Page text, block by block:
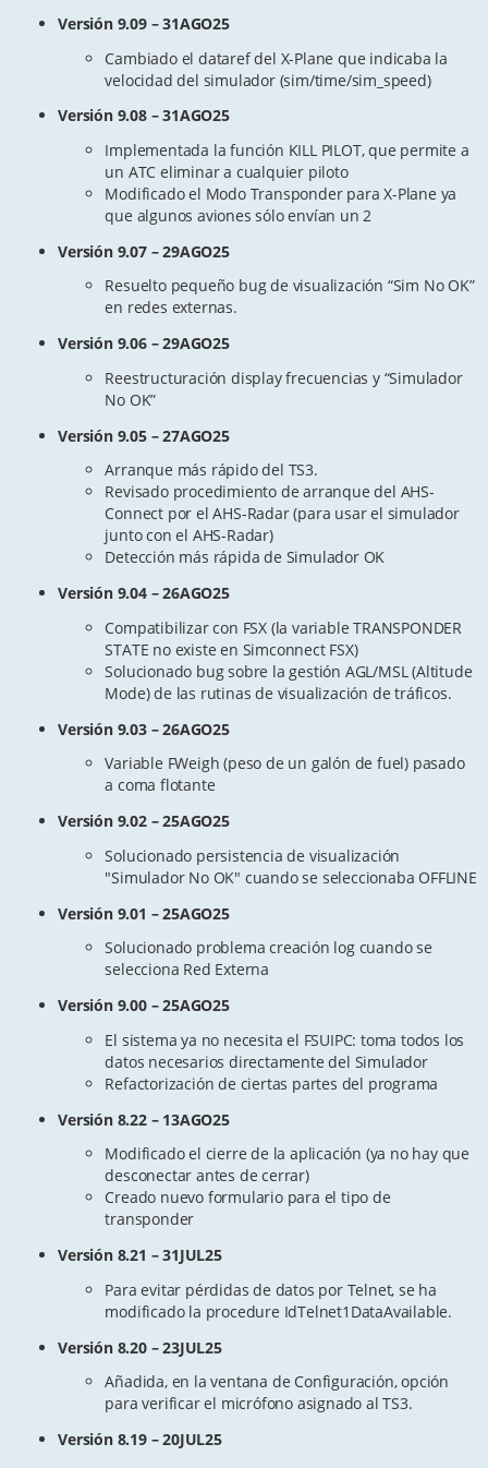
Versión 9.09 – 31AGO25
Cambiado el dataref del X-Plane que indicaba la
velocidad del simulador (sim/time/sim_speed)
Versión 9.08 – 31AGO25
Implementada la función KILL PILOT, que permite a
un ATC eliminar a cualquier piloto
Modificado el Modo Transponder para X-Plane ya
que algunos aviones sólo envían un 2
Versión 9.07 – 29AGO25
Resuelto pequeño bug de visualización “Sim No OK”
en redes externas.
Versión 9.06 – 29AGO25
Reestructuración display frecuencias y “Simulador
No OK”
Versión 9.05 – 27AGO25
Arranque más rápido del TS3.
Revisado procedimiento de arranque del AHS-
Connect por el AHS-Radar (para usar el simulador
junto con el AHS-Radar)
Detección más rápida de Simulador OK
Versión 9.04 – 26AGO25
Compatibilizar con FSX (la variable TRANSPONDER
STATE no existe en Simconnect FSX)
Solucionado bug sobre la gestión AGL/MSL (Altitude
Mode) de las rutinas de visualización de tráficos.
Versión 9.03 – 26AGO25
Variable FWeigh (peso de un galón de fuel) pasado
a coma flotante
Versión 9.02 – 25AGO25
Solucionado persistencia de visualización
"Simulador No OK" cuando se seleccionaba OFFLINE
Versión 9.01 – 25AGO25
Solucionado problema creación log cuando se
selecciona Red Externa
Versión 9.00 – 25AGO25
El sistema ya no necesita el FSUIPC: toma todos los
datos necesarios directamente del Simulador
Refactorización de ciertas partes del programa
Versión 8.22 – 13AGO25
Modificado el cierre de la aplicación (ya no hay que
desconectar antes de cerrar)
Creado nuevo formulario para el tipo de
transponder
Versión 8.21 – 31JUL25
Para evitar pérdidas de datos por Telnet, se ha
modificado la procedure IdTelnet1DataAvailable.
Versión 8.20 – 23JUL25
Añadida, en la ventana de Configuración, opción
para verificar el micrófono asignado al TS3.
Versión 8.19 – 20JUL25